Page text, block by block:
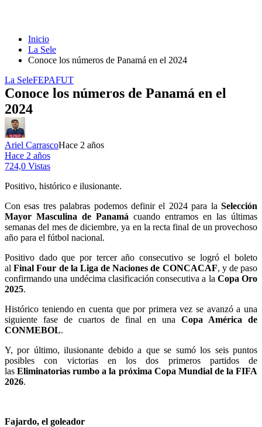
Inicio
La Sele
Conoce los números de Panamá en el 2024
La SeleFEPAFUT
Conoce los números de Panamá en el
2024
Ariel CarrascoHace 2 años
Hace 2 años
724,0 Vistas
Positivo, histórico e ilusionante.
Con esas tres palabras podemos definir el 2024 para la Selección
Mayor Masculina de Panamá cuando entramos en las últimas
semanas del mes de diciembre, ya en la recta final de un provechoso
año para el fútbol nacional.
Positivo dado que por tercer año consecutivo se logró el boleto
alFinal Four de la Liga de Naciones de CONCACAF, y de paso
confirmando una undécima clasificación consecutiva a la Copa Oro
2025.
Histórico teniendo en cuenta que por primera vez se avanzó a una
siguiente fase de cuartos de final en una Copa América de
CONMEBOL.
Y, por último, ilusionante debido a que se sumó los seis puntos
posibles con victorias en los dos primeros partidos de
lasEliminatorias rumbo a la próxima Copa Mundial de la FIFA
2026.
Fajardo, el goleador